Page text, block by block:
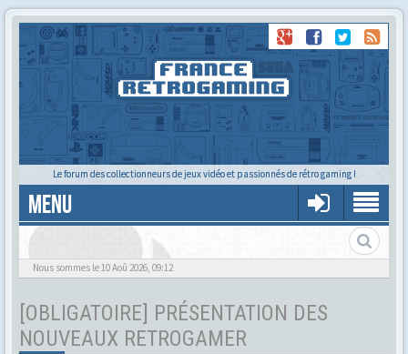
Le forum des collectionneurs de jeux vidéo et passionnés de rétro gaming !
MENU
Nous sommes le 10 Aoû 2026, 09:12
[OBLIGATOIRE] PRÉSENTATION DES
NOUVEAUX RETROGAMER